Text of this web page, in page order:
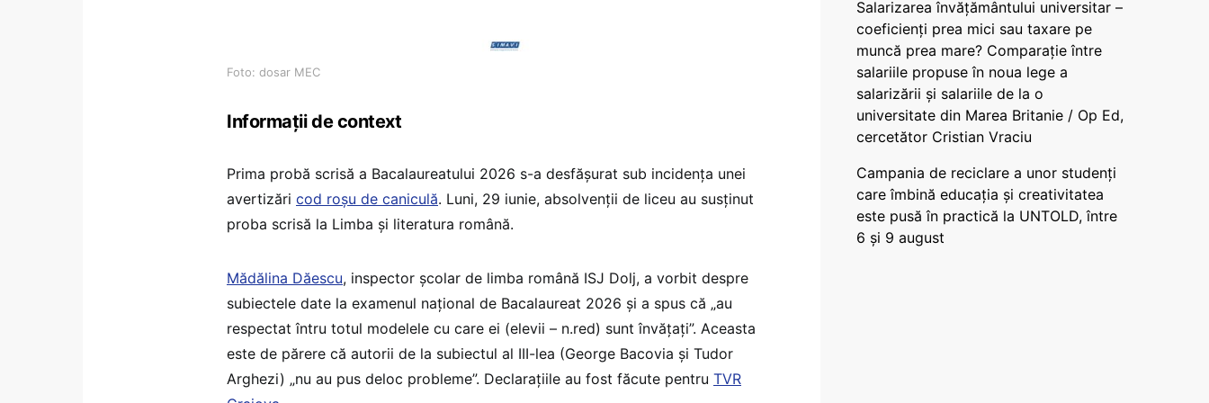
Foto: dosar MEC
Informații de context
Prima probă scrisă a Bacalaureatului 2026 s-a desfășurat sub incidența unei
avertizări cod roșu de caniculă. Luni, 29 iunie, absolvenții de liceu au susținut
proba scrisă la Limba și literatura română.
Mădălina Dăescu, inspector școlar de limba română ISJ Dolj, a vorbit despre
subiectele date la examenul național de Bacalaureat 2026 și a spus că „au
respectat întru totul modelele cu care ei (elevii – n.red) sunt învățați”. Aceasta
este de părere că autorii de la subiectul al III-lea (George Bacovia și Tudor
Arghezi) „nu au pus deloc probleme”. Declarațiile au fost făcute pentru TVR
Salarizarea învățământului universitar –
coeficienți prea mici sau taxare pe
muncă prea mare? Comparație între
salariile propuse în noua lege a
salarizării și salariile de la o
universitate din Marea Britanie / Op Ed,
cercetător Cristian Vraciu
Campania de reciclare a unor studenți
care îmbină educația și creativitatea
este pusă în practică la UNTOLD, între
6 și 9 august